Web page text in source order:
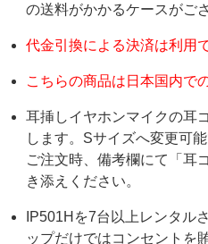
の送料がかかるケースがご
代金引換による決済は利用
こちらの商品は日本国内で
耳挿しイヤホンマイクの耳
します。Sサイズへ変更可
ご注文時、備考欄にて「耳
き添えください。
IP501Hを7台以上レンタル
ップだけではコンセントを